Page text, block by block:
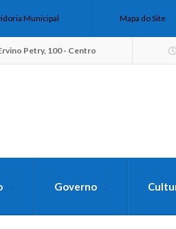
Municipal Mapa do Site
Petry, 100 - Centro
Governo